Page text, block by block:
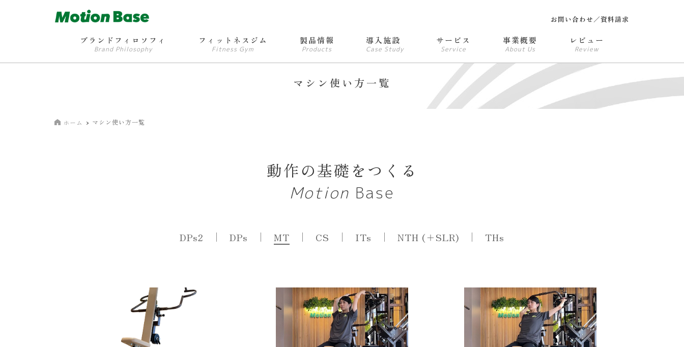
お問い合わせ／資料請求
ブランドフィロソフィ
Brand Philosophy
フィットネスジム
Fitness Gym
製品情報
Products
導入施設
Case Study
サービス
Service
事業概要
About Us
レビュー
Review
マシン使い方一覧
ホーム マシン使い方一覧
動作の基礎をつくる
Motion Base
DPs2 DPs MT CS ITs NTH (＋SLR) THs